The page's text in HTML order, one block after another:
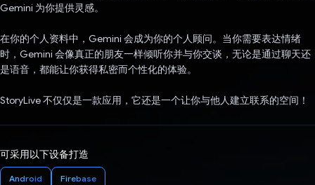
Gemini 为你提供灵感。
在你的个人资料中，Gemini 会成为你的个人顾问。当你需要表达情绪
时，Gemini 会像真正的朋友一样倾听你并与你交谈，无论是通过聊天还
是语音，都能让你获得私密而个性化的体验。
StoryLive 不仅仅是一款应用，它还是一个让你与他人建立联系的空间！
可采用以下设备打造
Android Firebase